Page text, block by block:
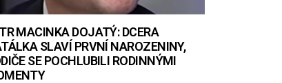
MACINKA DOJATÝ: DCERA
SLAVÍ PRVNÍ NAROZENINY,
SE POCHLUBILI RODINNÝMI